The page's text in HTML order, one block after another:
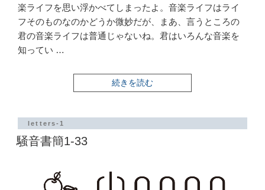
楽ライフを思い浮かべてしまったよ。音楽ライフはライ
フそのものなのかどうか微妙だが、まあ、言うところの
君の音楽ライフは普通じゃないね。君はいろんな音楽を
知ってい …
“騒
音
34”
続きを読む
letters-1
騒音書簡1-33